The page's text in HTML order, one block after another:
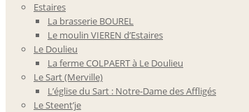
Estaires
La brasserie BOUREL
Le moulin VIEREN d’Estaires
Le Doulieu
La ferme COLPAERT à Le Doulieu
Le Sart (Merville)
L’église du Sart : Notre-Dame des Affligés
Le Steent’je